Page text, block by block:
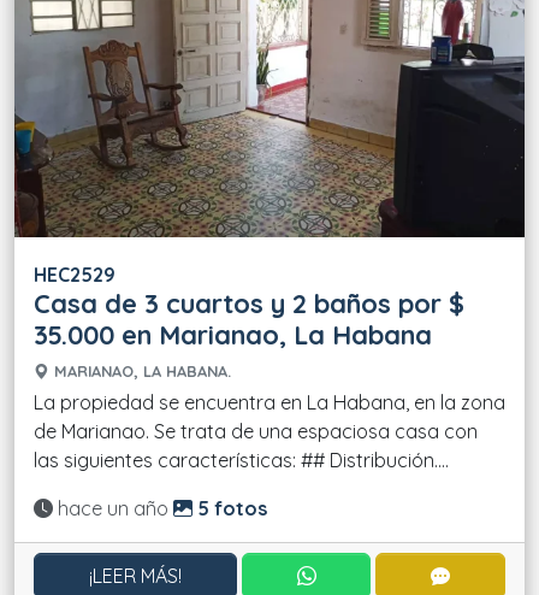
HEC2529
Casa de 3 cuartos y 2 baños por $
35.000 en Marianao, La Habana
MARIANAO, LA HABANA.
La propiedad se encuentra en La Habana, en la zona
de Marianao. Se trata de una espaciosa casa con
las siguientes características: ## Distribución....
Actualizado:
hace un año 5 fotos
¡LEER MÁS! CONTACTAR POR